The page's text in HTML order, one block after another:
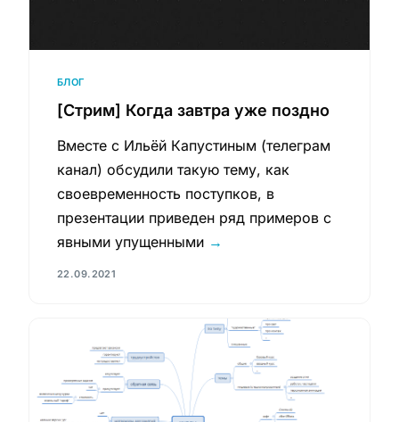
БЛОГ
[Стрим] Когда завтра уже поздно
Вместе с Ильёй Капустиным (телеграм
канал) обсудили такую тему, как
своевременность поступков, в
презентации приведен ряд примеров с
явными упущенными →
22.09.2021